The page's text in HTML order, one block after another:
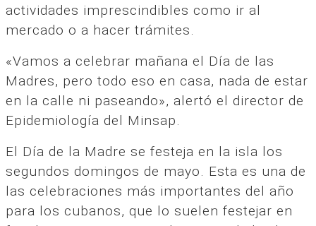
actividades imprescindibles como ir al
mercado o a hacer trámites.
«Vamos a celebrar mañana el Día de las
Madres, pero todo eso en casa, nada de estar
en la calle ni paseando», alertó el director de
Epidemiología del Minsap.
El Día de la Madre se festeja en la isla los
segundos domingos de mayo. Esta es una de
las celebraciones más importantes del año
para los cubanos, que lo suelen festejar en